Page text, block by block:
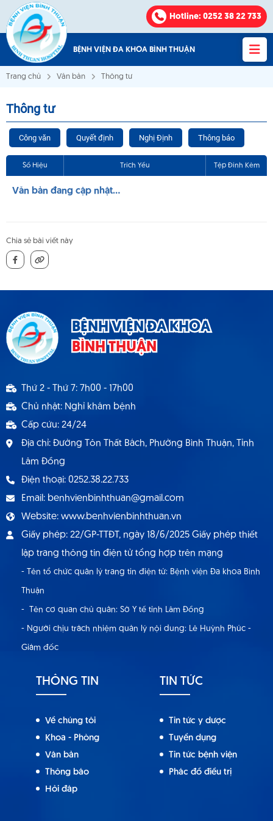
Hotline: 0252 38 22 733
BỆNH VIỆN ĐA KHOA BÌNH THUẬN
Bệnh viện Đa khoa Bình Thuận
VỀ CHÚNG TÔI
KHOA - PHÒNG
HỎI ĐÁP
LIÊN HỆ
Trang chủ Văn bản Thông tư
Thông tư
Công văn Quyết định Nghị Định Thông báo
Số Hiệu Trích Yếu Tệp Đính Kèm
Văn bản đang cập nhật...
Chia sẻ bài viết này
BỆNH VIỆN ĐA KHOA
BÌNH THUẬN
Thứ 2 - Thứ 7: 7h00 - 17h00
Chủ nhật: Nghỉ khám bệnh
Cấp cứu: 24/24
Địa chỉ: Đường Tôn Thất Bách, Phường Bình Thuận, Tỉnh
Lâm Đồng
Điện thoại: 0252.38.22.733
Email: benhvienbinhthuan@gmail.com
Website: www.benhvienbinhthuan.vn
Giấy phép: 22/GP-TTĐT, ngày 18/6/2025 Giấy phép thiết
lập trang thông tin điện tử tổng hợp trên mạng
- Tên tổ chức quản lý trang tin điện tử: Bệnh viện Đa khoa Bình
Thuận
- Tên cơ quan chủ quản: Sở Y tế tỉnh Lâm Đồng
- Người chịu trách nhiệm quản lý nội dung: Lê Huỳnh Phúc -
Giám đốc
THÔNG TIN
Về chúng tôi
Khoa - Phòng
Văn bản
Thông báo
Hỏi đáp
TIN TỨC
Tin tức y dược
Tuyển dụng
Tin tức bệnh viện
Phác đồ điều trị